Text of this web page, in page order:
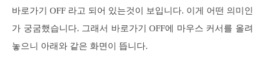
바로가기 OFF 라고 되어 있는것이 보입니다. 이게 어떤 의미인
가 궁굼했습니다. 그래서 바로가기 OFF에 마우스 커서를 올려
놓으니 아래와 같은 화면이 뜹니다.